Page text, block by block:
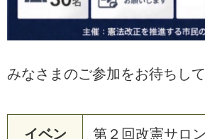
みなさまのご参加をお待ちして
イベン 第２回改憲サロ